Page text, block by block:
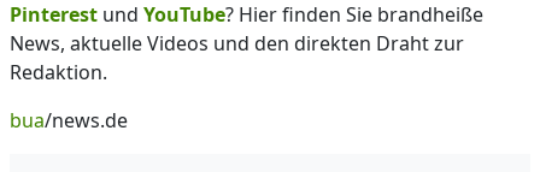
Pinterest und YouTube? Hier finden Sie brandheiße
News, aktuelle Videos und den direkten Draht zur
Redaktion.
bua/news.de